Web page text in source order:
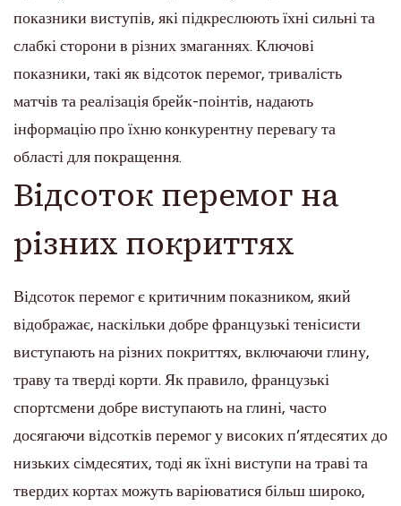
показники виступів, які підкреслюють їхні сильні та
слабкі сторони в різних змаганнях. Ключові
показники, такі як відсоток перемог, тривалість
матчів та реалізація брейк-поінтів, надають
інформацію про їхню конкурентну перевагу та
області для покращення.
Відсоток перемог на
різних покриттях
Відсоток перемог є критичним показником, який
відображає, наскільки добре французькі тенісисти
виступають на різних покриттях, включаючи глину,
траву та тверді корти. Як правило, французькі
спортсмени добре виступають на глині, часто
досягаючи відсотків перемог у високих п’ятдесятих до
низьких сімдесятих, тоді як їхні виступи на траві та
твердих кортах можуть варіюватися більш широко,